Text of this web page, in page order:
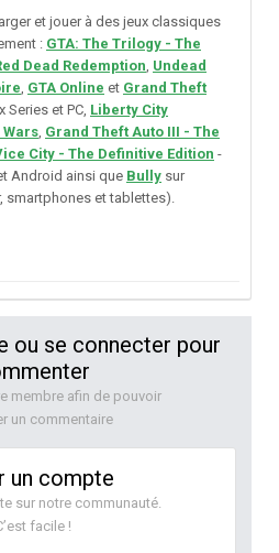
et jouer à des jeux classiques
: GTA: The Trilogy - The
Dead Redemption, Undead
, GTA Online et Grand Theft
Series et PC, Liberty City
Wars, Grand Theft Auto III - The
City - The Definitive Edition -
Android ainsi que Bully sur
smartphones et tablettes).
ou se connecter pour
membre afin de pouvoir
un commentaire
un compte
sur notre communauté.
facile !